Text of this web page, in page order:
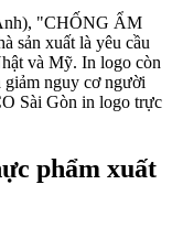
"CHỐNG ẨM
sản xuất là yêu cầu
và Mỹ. In logo còn
giảm nguy cơ người
Sài Gòn in logo trực
phẩm xuất